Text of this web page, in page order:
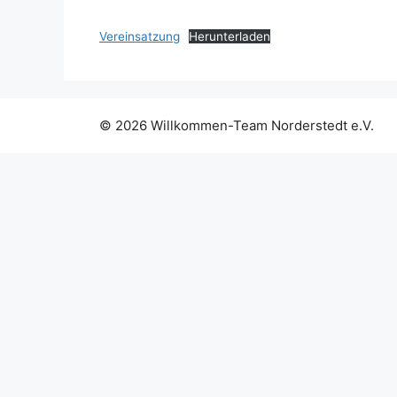
Vereinsatzung Herunterladen
© 2026 Willkommen-Team Norderstedt e.V.